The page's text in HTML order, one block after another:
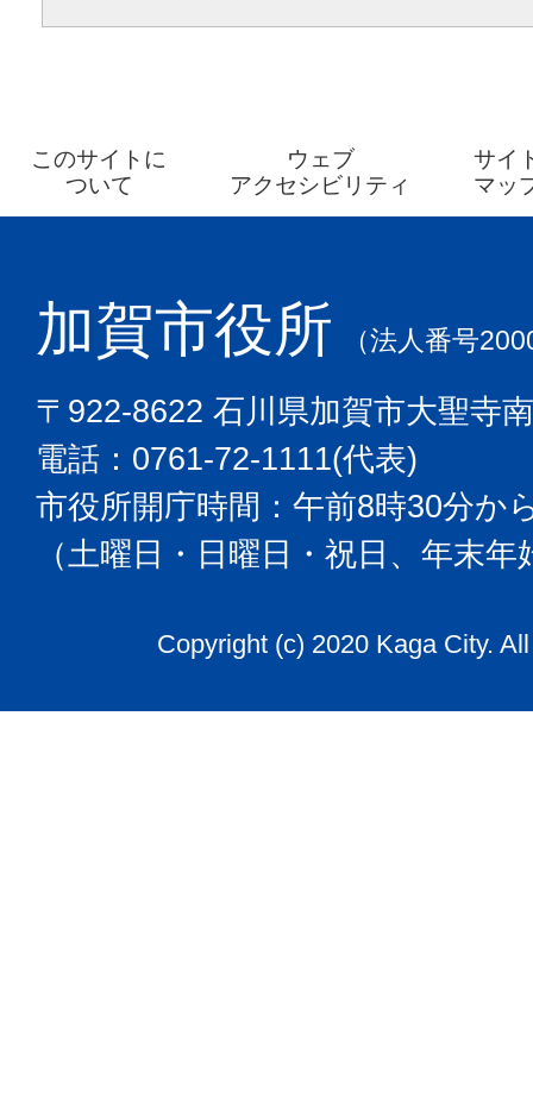
このサイトに
ついて
ウェブ
アクセシビリティ
サイ
マッ
加賀市役所 （法人番号
〒922-8622 石川県加賀市大聖寺
電話：0761-72-1111(代表)
市役所開庁時間：午前8時30分か
（土曜日・日曜日・祝日、年末
Copyright (c) 2020 Kaga City.